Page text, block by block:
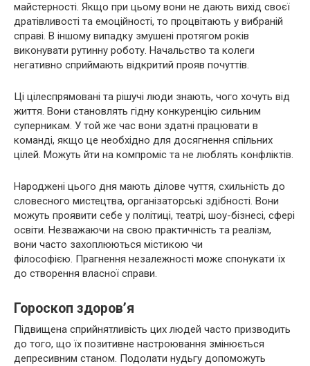
майстерності. Якщо при цьому вони не дають вихід своєї
дратівливості та емоційності, то процвітають у вибраній
справі. В іншому випадку змушені протягом років
виконувати рутинну роботу. Начальство та колеги
негативно сприймають відкритий прояв почуттів.
Ці цілеспрямовані та рішучі люди знають, чого хочуть від
життя. Вони становлять гідну конкуренцію сильним
суперникам. У той же час вони здатні працювати в
команді, якщо це необхідно для досягнення спільних
цілей. Можуть йти на компроміс та не люблять конфліктів.
Народжені цього дня мають ділове чуття, схильність до
словесного мистецтва, організаторські здібності. Вони
можуть проявити себе у політиці, театрі, шоу-бізнесі, сфері
освіти. Незважаючи на свою практичність та реалізм,
вони часто захоплюються містикою чи
філософією. Прагнення незалежності може спонукати їх
до створення власної справи.
Гороскоп здоров’я
Підвищена сприйнятливість цих людей часто призводить
до того, що їх позитивне настроювання змінюється
депресивним станом. Подолати нудьгу допоможуть